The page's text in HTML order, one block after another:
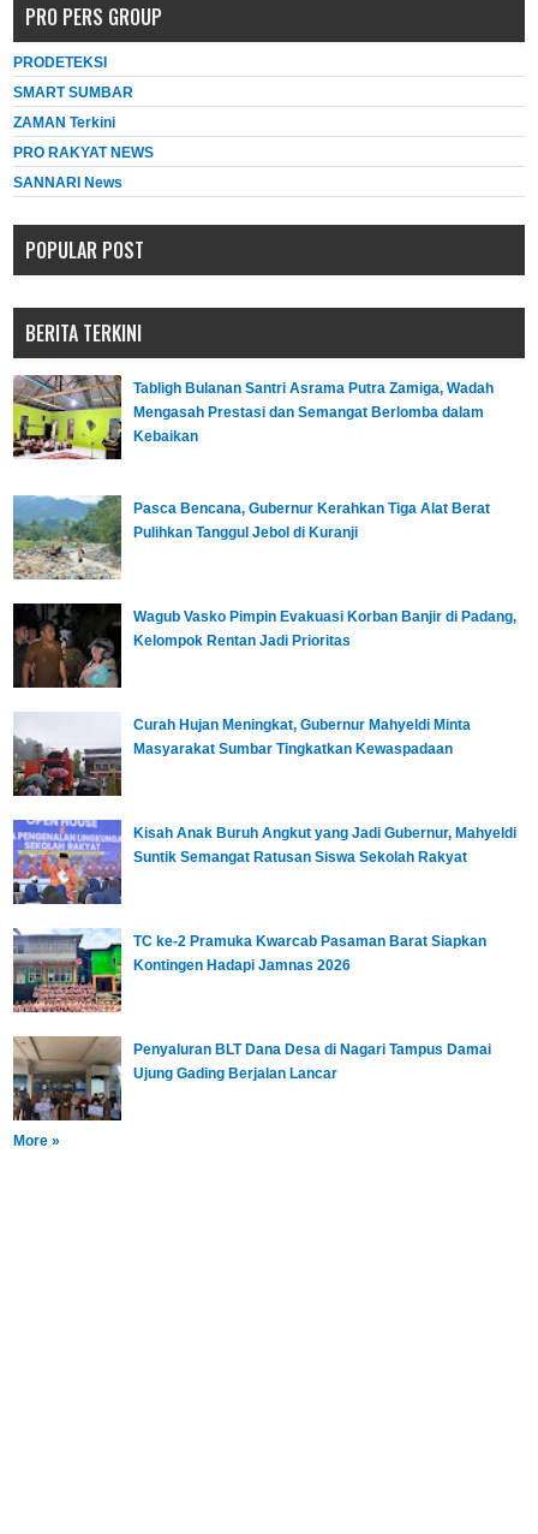
PRO PERS GROUP
PRODETEKSI
SMART SUMBAR
ZAMAN Terkini
PRO RAKYAT NEWS
SANNARI News
POPULAR POST
BERITA TERKINI
Tabligh Bulanan Santri Asrama Putra Zamiga, Wadah
Mengasah Prestasi dan Semangat Berlomba dalam
Kebaikan
Pasca Bencana, Gubernur Kerahkan Tiga Alat Berat
Pulihkan Tanggul Jebol di Kuranji
Wagub Vasko Pimpin Evakuasi Korban Banjir di Padang,
Kelompok Rentan Jadi Prioritas
Curah Hujan Meningkat, Gubernur Mahyeldi Minta
Masyarakat Sumbar Tingkatkan Kewaspadaan
Kisah Anak Buruh Angkut yang Jadi Gubernur, Mahyeldi
Suntik Semangat Ratusan Siswa Sekolah Rakyat
TC ke-2 Pramuka Kwarcab Pasaman Barat Siapkan
Kontingen Hadapi Jamnas 2026
Penyaluran BLT Dana Desa di Nagari Tampus Damai
Ujung Gading Berjalan Lancar
More »